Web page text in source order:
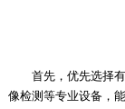
首先，优先选择有
像检测等专业设备，